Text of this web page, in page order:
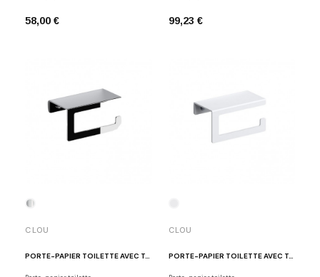
58,00 € 99,23 €
CLOU
PORTE-PAPIER TOILETTE AVEC TABLETTE CHROME FOLD
CLOU
PORTE-PAPIER TOILETTE AVEC TABLETTE BLANC FOLD